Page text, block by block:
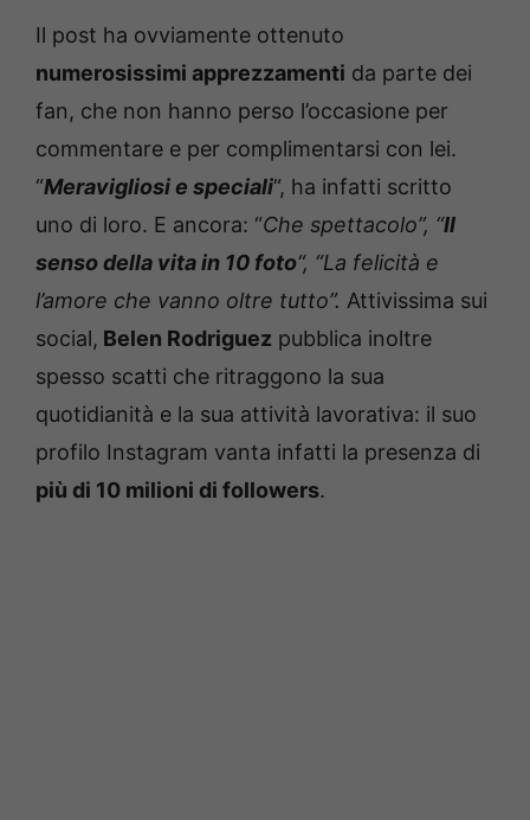
Il post ha ovviamente ottenuto
numerosissimi apprezzamenti da parte dei
fan, che non hanno perso l’occasione per
commentare e per complimentarsi con lei.
“Meravigliosi e speciali“, ha infatti scritto
uno di loro. E ancora: “Che spettacolo”, “Il
senso della vita in 10 foto“, “La felicità e
l’amore che vanno oltre tutto”. Attivissima sui
social, Belen Rodriguez pubblica inoltre
spesso scatti che ritraggono la sua
quotidianità e la sua attività lavorativa: il suo
profilo Instagram vanta infatti la presenza di
più di 10 milioni di followers.